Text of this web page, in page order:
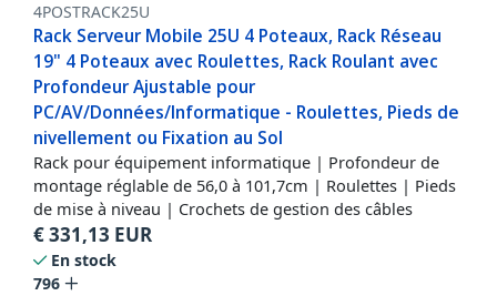
4POSTRACK25U
Rack Serveur Mobile 25U 4 Poteaux, Rack Réseau
19" 4 Poteaux avec Roulettes, Rack Roulant avec
Profondeur Ajustable pour
PC/AV/Données/Informatique - Roulettes, Pieds de
nivellement ou Fixation au Sol
Rack pour équipement informatique | Profondeur de
montage réglable de 56,0 à 101,7cm | Roulettes | Pieds
de mise à niveau | Crochets de gestion des câbles
€331,13 EUR
En stock
796